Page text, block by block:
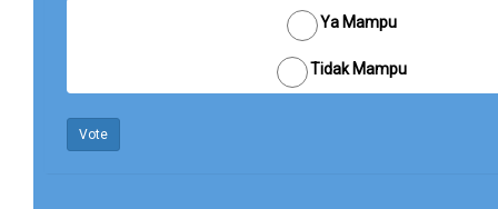
Ya Mampu
Tidak Mampu
Vote